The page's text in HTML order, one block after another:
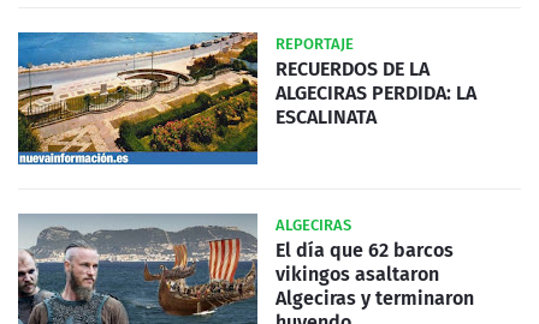
REPORTAJE
RECUERDOS DE LA
ALGECIRAS PERDIDA: LA
ESCALINATA
ALGECIRAS
El día que 62 barcos
vikingos asaltaron
Algeciras y terminaron